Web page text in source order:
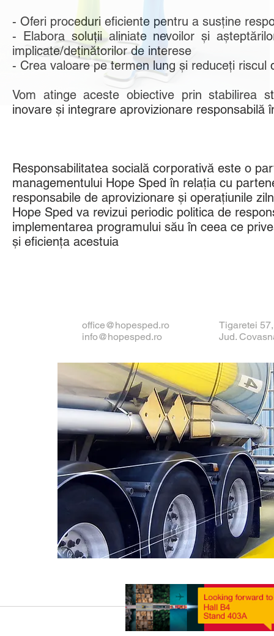
- Oferi proceduri eficiente pentru a susține
- Elabora soluții aliniate nevoilor și
implicate/deținătorilor de interese
- Crea valoare pe termen lung și reduceți
Vom atinge aceste obiective prin stabilirea
inovare și integrare aprovizionare responsabilă
Responsabilitatea socială corporativă este o
managementului Hope Sped în relația cu
responsabile de aprovizionare și operațiunile
Hope Sped va revizui periodic politica de
implementarea programului său în ceea ce
și eficiența acestuia
office@hopesped.ro
info@hopesped.ro
Tigaretei
Jud.